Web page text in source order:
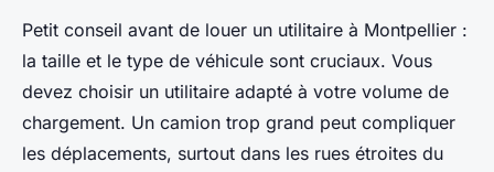
Petit conseil avant de louer un utilitaire à Montpellier :
la taille et le type de véhicule sont cruciaux. Vous
devez choisir un utilitaire adapté à votre volume de
chargement. Un camion trop grand peut compliquer
les déplacements, surtout dans les rues étroites du